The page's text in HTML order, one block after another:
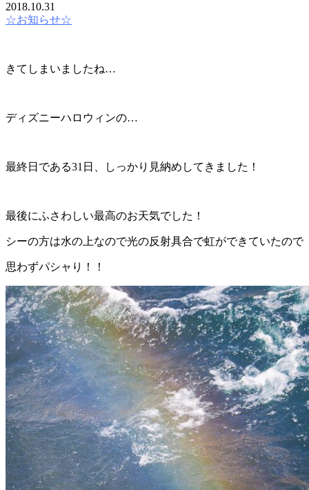
2018.10.31
☆お知らせ☆
きてしまいましたね…
ディズニーハロウィンの…
最終日である31日、しっかり見納めしてきました！
最後にふさわしい最高のお天気でした！
シーの方は水の上なので光の反射具合で虹ができていたので
思わずパシャり！！